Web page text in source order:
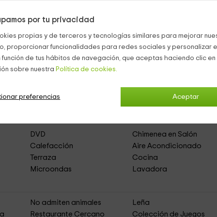
por tu privacidad
propias y de terceros y tecnologías similares para mejorar
proporcionar funcionalidades para redes sociales y personalizar
de tus hábitos de navegación, que aceptas haciendo clic
sobre nuestra Política de cookies.
Aceptar
preferencias
(Casa Rural de Alquiler Íntegro)
DVD
Chimenea en Salón
Calefacción
Aire Acondicionado
Terraza
Cocina
Microondas
Lavadora
No admiten animales
Leña
Restaurante Cercano
Colección de Juegos